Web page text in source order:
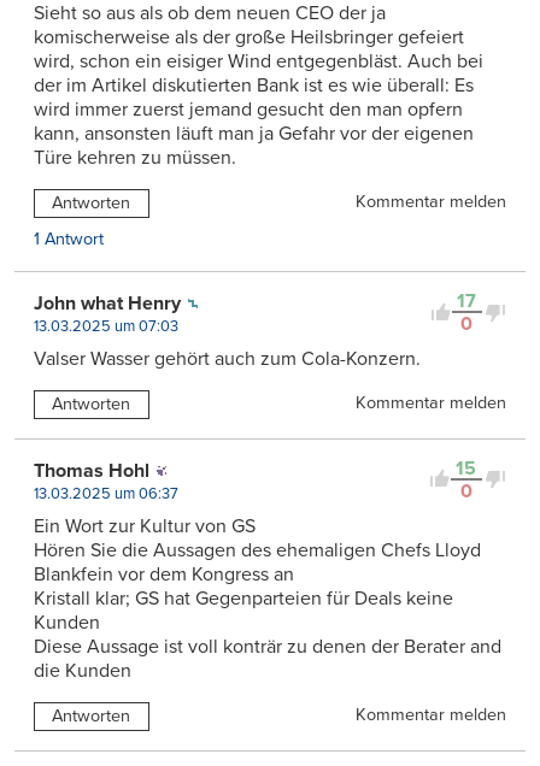
Sieht so aus als ob dem neuen CEO der ja
komischerweise als der große Heilsbringer gefeiert
wird, schon ein eisiger Wind entgegenbläst. Auch bei
der im Artikel diskutierten Bank ist es wie überall: Es
wird immer zuerst jemand gesucht den man opfern
kann, ansonsten läuft man ja Gefahr vor der eigenen
Türe kehren zu müssen.
Antworten
Kommentar melden
1 Antwort
17
0
John what Henry
13.03.2025 um 07:03
Valser Wasser gehört auch zum Cola-Konzern.
Antworten Kommentar melden
15
0
Thomas Hohl
13.03.2025 um 06:37
Ein Wort zur Kultur von GS
Hören Sie die Aussagen des ehemaligen Chefs Lloyd
Blankfein vor dem Kongress an
Kristall klar; GS hat Gegenparteien für Deals keine
Kunden
Diese Aussage ist voll konträr zu denen der Berater and
die Kunden
Antworten Kommentar melden